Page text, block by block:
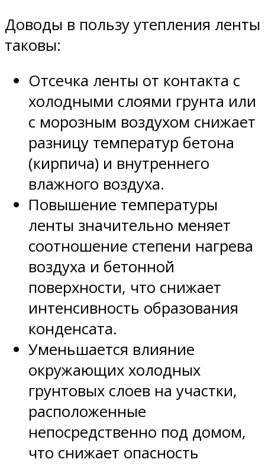
Доводы в пользу утепления ленты
таковы:
Отсечка ленты от контакта с
холодными слоями грунта или
с морозным воздухом снижает
разницу температур бетона
(кирпича) и внутреннего
влажного воздуха.
Повышение температуры
ленты значительно меняет
соотношение степени нагрева
воздуха и бетонной
поверхности, что снижает
интенсивность образования
конденсата.
Уменьшается влияние
окружающих холодных
грунтовых слоев на участки,
расположенные
непосредственно под домом,
что снижает опасность